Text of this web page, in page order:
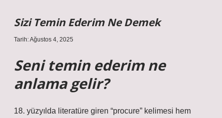
Sizi Temin Ederim Ne Demek
Tarih: Ağustos 4, 2025
Seni temin ederim ne
anlama gelir?
18. yüzyılda literatüre giren “procure” kelimesi hem